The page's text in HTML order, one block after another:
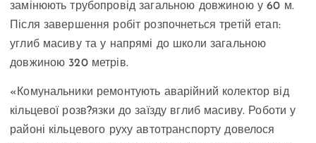
замінюють трубопровід загальною довжиною у 60 м.
Після завершення робіт розпочнеться третій етап:
углиб масиву та у напрямі до школи загальною
довжиною 320 метрів.
«Комунальники ремонтують аварійний колектор від
кільцевої розв?язки до заїзду вглиб масиву. Роботи у
районі кільцевого руху автотранспорту довелося